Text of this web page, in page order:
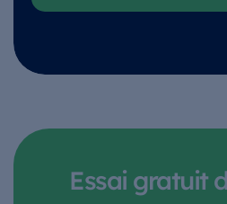
Essai gratuit